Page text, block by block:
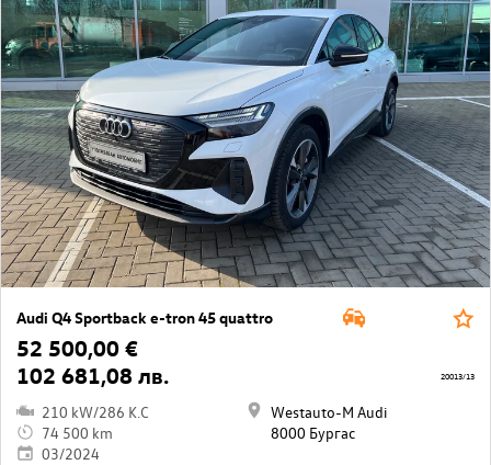
Audi Q4 Sportback e-tron 45 quattro
52 500,00 €
102 681,08 лв.
210 kW/286 K.C
74 500 km
03/2024
Westauto-M Audi
8000 Бургас
20013/13